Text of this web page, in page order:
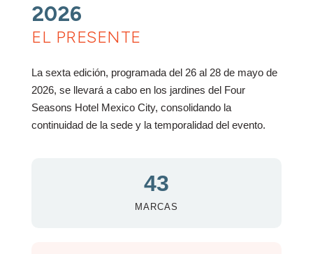
2026
EL PRESENTE
La sexta edición, programada del 26 al 28 de mayo de
2026, se llevará a cabo en los jardines del Four
Seasons Hotel Mexico City, consolidando la
continuidad de la sede y la temporalidad del evento.
43
MARCAS